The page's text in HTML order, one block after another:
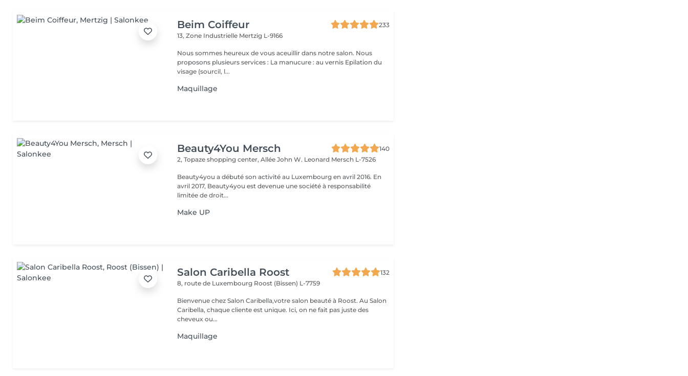
Beim Coiffeur
233
13, Zone Industrielle Mertzig L-9166
Nous sommes heureux de vous aceuillir dans notre salon. Nous
proposons plusieurs services : La manucure : au vernis Epilation du
visage (sourcil, l...
Maquillage
Beauty4You Mersch
140
2, Topaze shopping center, Allée John W. Leonard Mersch L-7526
Beauty4you a débuté son activité au Luxembourg en avril 2016. En
avril 2017, Beauty4you est devenue une société à responsabilité
limitée de droit...
Make UP
Salon Caribella Roost
132
8, route de Luxembourg Roost (Bissen) L-7759
Bienvenue chez Salon Caribella,votre salon beauté à Roost. Au Salon
Caribella, chaque cliente est unique. Ici, on ne fait pas juste des
cheveux ou...
Maquillage